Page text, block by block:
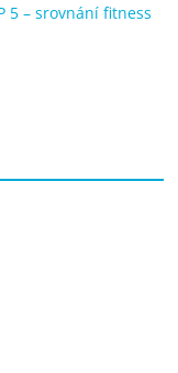
5 – srovnání fitness